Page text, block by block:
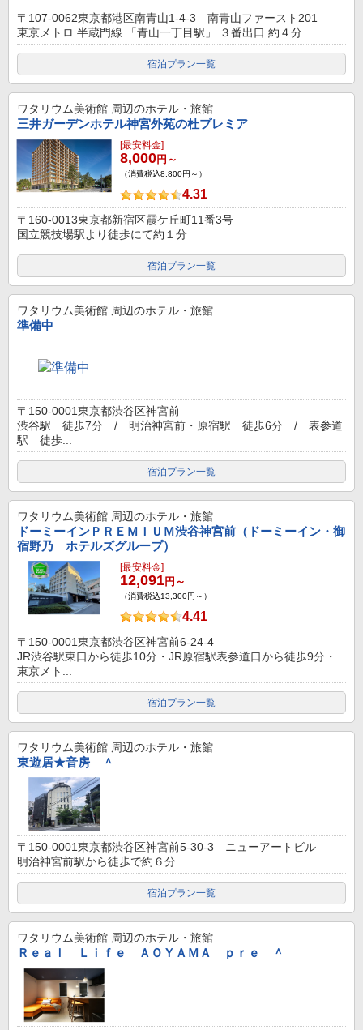
〒107-0062東京都港区南青山1-4-3 南青山ファースト201
東京メトロ 半蔵門線 「青山一丁目駅」 ３番出口 約４分
宿泊プラン一覧
ワタリウム美術館 周辺のホテル・旅館
三井ガーデンホテル神宮外苑の杜プレミア
[最安料金]
8,000円～
（消費税込8,800円～）
4.31
〒160-0013東京都新宿区霞ケ丘町11番3号
国立競技場駅より徒歩にて約１分
宿泊プラン一覧
ワタリウム美術館 周辺のホテル・旅館
準備中
〒150-0001東京都渋谷区神宮前
渋谷駅 徒歩7分 / 明治神宮前・原宿駅 徒歩6分 / 表参道
駅 徒歩...
宿泊プラン一覧
ワタリウム美術館 周辺のホテル・旅館
ドーミーインＰＲＥＭＩＵＭ渋谷神宮前（ドーミーイン・御
宿野乃 ホテルズグループ）
[最安料金]
12,091円～
（消費税込13,300円～）
4.41
〒150-0001東京都渋谷区神宮前6-24-4
JR渋谷駅東口から徒歩10分・JR原宿駅表参道口から徒歩9分・
東京メト...
宿泊プラン一覧
ワタリウム美術館 周辺のホテル・旅館
東遊居★音房 ＾
〒150-0001東京都渋谷区神宮前5-30-3 ニューアートビル
明治神宮前駅から徒歩で約６分
宿泊プラン一覧
ワタリウム美術館 周辺のホテル・旅館
Ｒｅａｌ Ｌｉｆｅ ＡＯＹＡＭＡ ｐｒｅ ＾